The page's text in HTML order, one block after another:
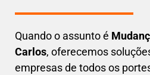
Quando o assunto é M
Carlos, oferecemos
empresas de todos os